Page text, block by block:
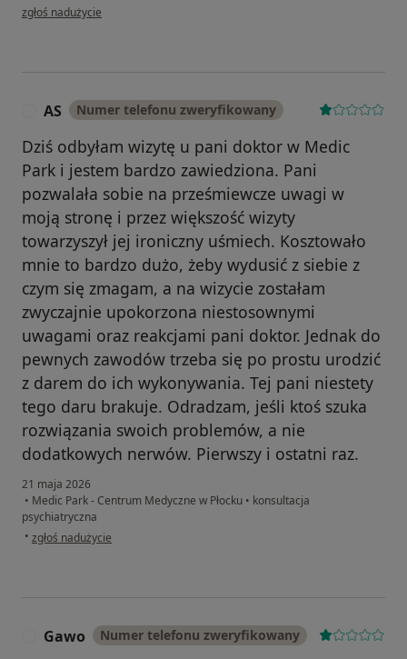
w opinii użytkownika Rafał
zgłoś nadużycie
AS Numer telefonu zweryfikowany
Dziś odbyłam wizytę u pani doktor w Medic
Park i jestem bardzo zawiedziona. Pani
pozwalała sobie na prześmiewcze uwagi w
moją stronę i przez większość wizyty
towarzyszył jej ironiczny uśmiech. Kosztowało
mnie to bardzo dużo, żeby wydusić z siebie z
czym się zmagam, a na wizycie zostałam
zwyczajnie upokorzona niestosownymi
uwagami oraz reakcjami pani doktor. Jednak do
pewnych zawodów trzeba się po prostu urodzić
z darem do ich wykonywania. Tej pani niestety
tego daru brakuje. Odradzam, jeśli ktoś szuka
rozwiązania swoich problemów, a nie
dodatkowych nerwów. Pierwszy i ostatni raz.
21 maja 2026
• Medic Park - Centrum Medyczne w Płocku • konsultacja
psychiatryczna
• w opinii użytkownika AS
zgłoś nadużycie
Gawo Numer telefonu zweryfikowany